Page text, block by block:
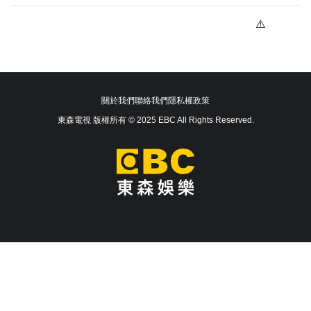
關於我們聯絡我們隱私權政策
東森電視 版權所有 © 2025 EBC All Rights Reserved.